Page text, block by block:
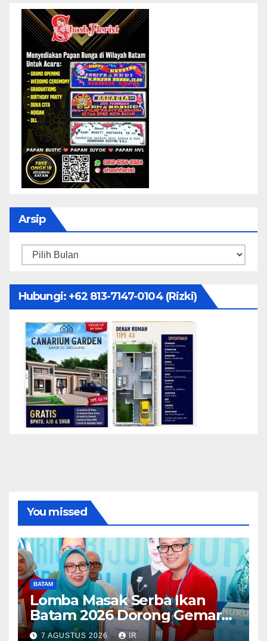
Arsip
Arsip
Hubungi: ‪+62 813-7147-0104‬ (Rizki)
You missed
BATAM
Lomba Masak Serba Ikan
Batam 2026 Dorong Gemar
Makan Ikan
7 AGUSTUS 2026 IR